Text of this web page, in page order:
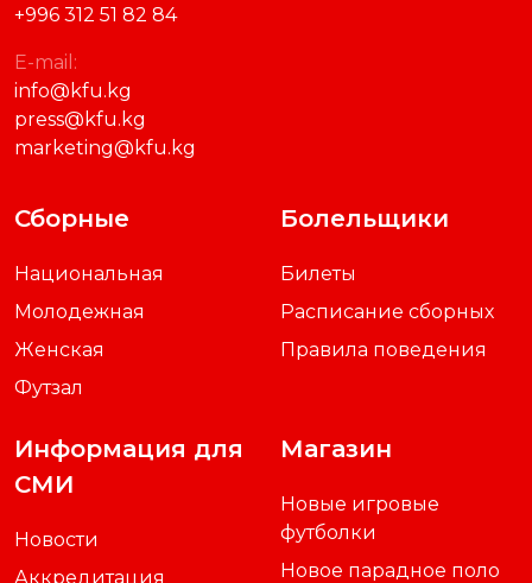
+996 312 51 82 84
E-mail:
info@kfu.kg
press@kfu.kg
marketing@kfu.kg
Сборные
Национальная
Молодежная
Женская
Футзал
Болельщики
Билеты
Расписание сборных
Правила поведения
Информация для
СМИ
Новости
Аккредитация
Магазин
Новые игровые
футболки
Новое парадное поло